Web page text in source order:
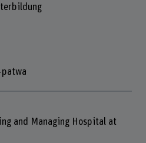
and Managing Hospital at